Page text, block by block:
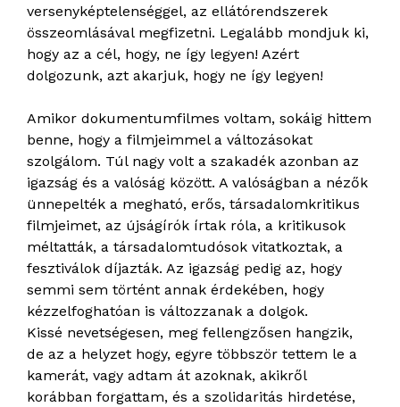
versenyképtelenséggel, az ellátórendszerek
összeomlásával megfizetni. Legalább mondjuk ki,
hogy az a cél, hogy, ne így legyen! Azért
dolgozunk, azt akarjuk, hogy ne így legyen!
Amikor dokumentumfilmes voltam, sokáig hittem
benne, hogy a filmjeimmel a változásokat
szolgálom. Túl nagy volt a szakadék azonban az
igazság és a valóság között. A valóságban a nézők
ünnepelték a megható, erős, társadalomkritikus
filmjeimet, az újságírók írtak róla, a kritikusok
méltatták, a társadalomtudósok vitatkoztak, a
fesztiválok díjazták. Az igazság pedig az, hogy
semmi sem történt annak érdekében, hogy
kézzelfoghatóan is változzanak a dolgok.
Kissé nevetségesen, meg fellengzősen hangzik,
de az a helyzet hogy, egyre többször tettem le a
kamerát, vagy adtam át azoknak, akikről
korábban forgattam, és a szolidaritás hirdetése,